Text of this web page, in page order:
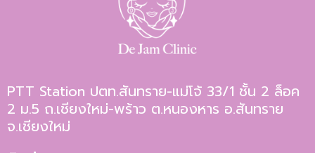
PTT Station ปตท.สันทราย-แม่โจ้ 33/1 ชั้น 2 ล็อค
2 ม.5 ถ.เชียงใหม่-พร้าว ต.หนองหาร อ.สันทราย
จ.เชียงใหม่